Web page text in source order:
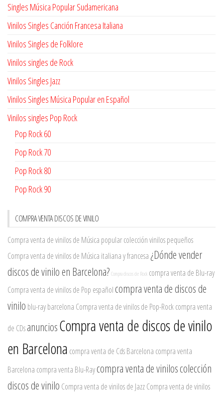
Singles Música Popular Sudamericana
Vinilos Singles Canción Francesa Italiana
Vinilos Singles de Folklore
Vinilos singles de Rock
Vinilos Singles Jazz
Vinilos Singles Música Popular en Español
Vinilos singles Pop Rock
Pop Rock 60
Pop Rock 70
Pop Rock 80
Pop Rock 90
COMPRA VENTA DISCOS DE VINILO
Compra venta de vinilos de Música popularcolección vinilos pequeños
Compra venta de vinilos de Música italiana y francesa ¿Dónde vender
discos de vinilo en Barcelona? Compra discos de Rock compra venta de Blu-ray
Compra venta de vinilos de Pop español compra venta de discos de
vinilo blu-ray barcelona Compra venta de vinilos de Pop-Rockcompra venta
de CDsanunciosCompra venta de discos de vinilo
en Barcelona compra venta de Cds Barcelona compra venta
Barcelona compra venta Blu-Raycompra venta de viniloscolección
discos de vinilo Compra venta de vinilos de JazzCompra venta de vinilos